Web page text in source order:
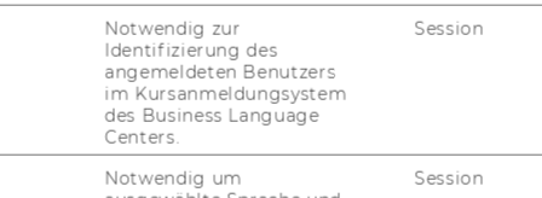
WEBSEITE
MEDIA
Notwendig zur
Identifizierung des
angemeldeten Benutzers
im Kursanmeldungsystem
des Business Language
Centers.
Session
Notwendig um
Session